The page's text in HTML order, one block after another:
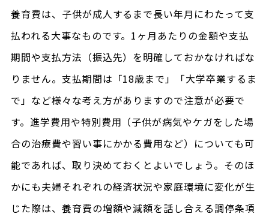
養育費は、子供が成人するまで長い年月にわたって支
払われる大事なものです。1ヶ月あたりの金額や支払
期間や支払方法（振込先）を明確しておかなければな
りません。支払期間は「18歳まで」「大学卒業するま
で」など様々な考え方がありますので注意が必要で
す。進学費用や特別費用（子供が病気やケガをした場
合の治療費や習い事にかかる費用など）についても可
能であれば、取り決めておくとよいでしょう。そのほ
かにも夫婦それぞれの経済状況や家庭環境に変化が生
じた際は、養育費の増額や減額を話し合える調停条項